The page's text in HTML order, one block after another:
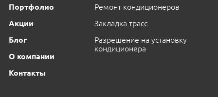
Портфолио
Акции
Блог
О компании
Контакты
Ремонт кондиционеров
Закладка трасс
Разрешение на установку
кондиционера